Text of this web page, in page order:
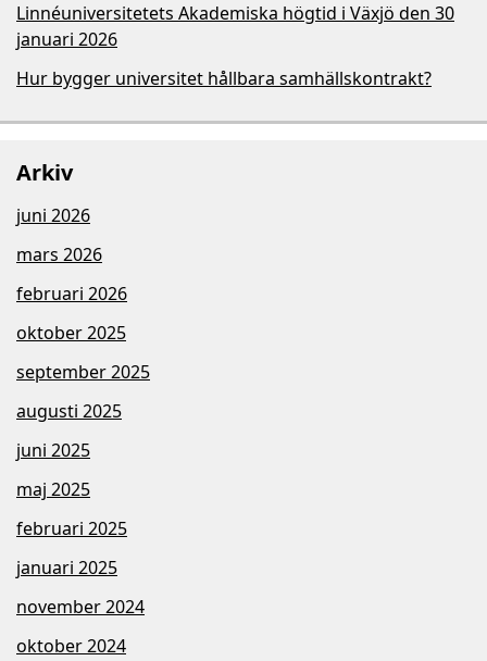
Linnéuniversitetets Akademiska högtid i Växjö den 30
januari 2026
Hur bygger universitet hållbara samhällskontrakt?
Arkiv
juni 2026
mars 2026
februari 2026
oktober 2025
september 2025
augusti 2025
juni 2025
maj 2025
februari 2025
januari 2025
november 2024
oktober 2024